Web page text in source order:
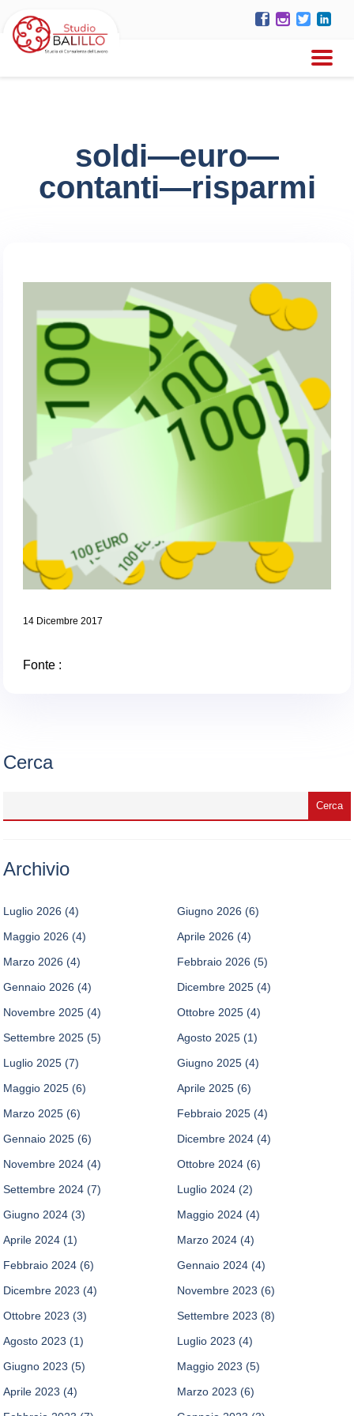
soldi—euro—
contanti—risparmi
14 Dicembre 2017
Fonte :
Cerca
Archivio
Luglio 2026 (4) Giugno 2026 (6)
Maggio 2026 (4) Aprile 2026 (4)
Marzo 2026 (4) Febbraio 2026 (5)
Gennaio 2026 (4) Dicembre 2025 (4)
Novembre 2025 (4) Ottobre 2025 (4)
Settembre 2025 (5) Agosto 2025 (1)
Luglio 2025 (7) Giugno 2025 (4)
Maggio 2025 (6) Aprile 2025 (6)
Marzo 2025 (6) Febbraio 2025 (4)
Gennaio 2025 (6) Dicembre 2024 (4)
Novembre 2024 (4) Ottobre 2024 (6)
Settembre 2024 (7) Luglio 2024 (2)
Giugno 2024 (3) Maggio 2024 (4)
Aprile 2024 (1) Marzo 2024 (4)
Febbraio 2024 (6) Gennaio 2024 (4)
Dicembre 2023 (4) Novembre 2023 (6)
Ottobre 2023 (3) Settembre 2023 (8)
Agosto 2023 (1) Luglio 2023 (4)
Giugno 2023 (5) Maggio 2023 (5)
Aprile 2023 (4) Marzo 2023 (6)